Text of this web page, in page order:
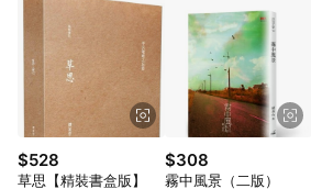
品最高回饋點數」機制 (部分時段開放「回饋
訂單中同一商品不論件數計算，請依訂單成立
饋機制為準。
$528
草思【精裝書盒版】
$308
霧中風景（二版）